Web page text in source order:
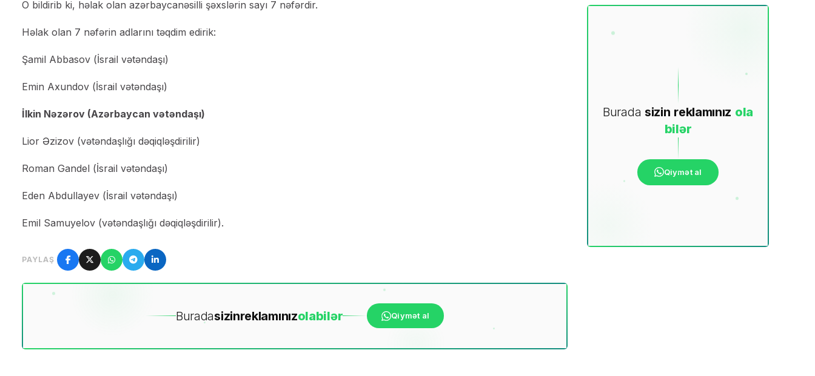
O bildirib ki, həlak olan azərbaycanəsilli şəxslərin sayı 7 nəfərdir.
Həlak olan 7 nəfərin adlarını təqdim edirik:
Şamil Abbasov (İsrail vətəndaşı)
Emin Axundov (İsrail vətəndaşı)
İlkin Nəzərov (Azərbaycan vətəndaşı)
Lior Əzizov (vətəndaşlığı dəqiqləşdirilir)
Roman Gandel (İsrail vətəndaşı)
Eden Abdullayev (İsrail vətəndaşı)
Emil Samuyelov (vətəndaşlığı dəqiqləşdirilir).
PAYLAŞ
Buradasizinreklamınızolabilər Qiymət al
Burada sizin reklamınız ola
bilər
Qiymət al